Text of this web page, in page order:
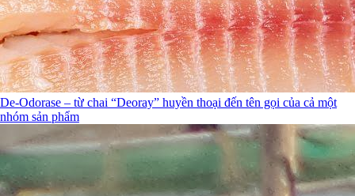
De-Odorase – từ chai “Deoray” huyền thoại đến tên gọi của cả một
nhóm sản phẩm